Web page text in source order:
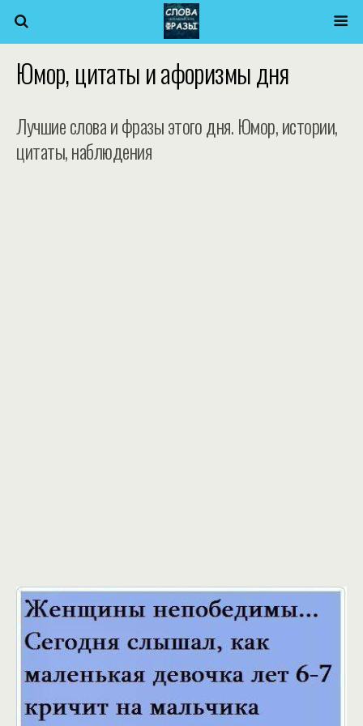
Юмор, цитаты и афоризмы дня
Лучшие слова и фразы этого дня. Юмор, истории,
цитаты, наблюдения